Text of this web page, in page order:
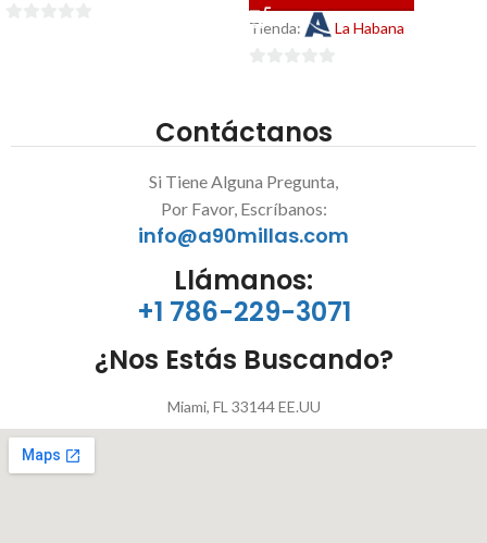
Tienda: La Habana
5
Contáctanos
Si Tiene Alguna Pregunta,
Por Favor, Escríbanos:
info@a90millas.com
Llámanos:
+1 786-229-3071
¿Nos Estás Buscando?
Miami, FL 33144 EE.UU